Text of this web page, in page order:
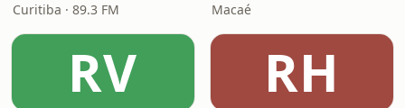
Curitiba · 89.3 FM Macaé
RV RH